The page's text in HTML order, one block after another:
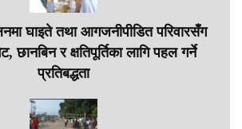
घाइते तथा आगजनीपीडित परिवारसँग
छानबिन र क्षतिपूर्तिका लागि पहल गर्ने
प्रतिबद्धता